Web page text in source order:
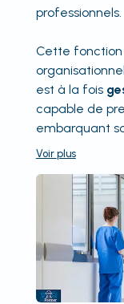
professionnels.
Cette
est à la fois
capable de
embarquant
Voir plus